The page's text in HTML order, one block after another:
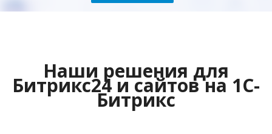
Наши решения для
Битрикс24 и сайтов на 1С-
Битрикс